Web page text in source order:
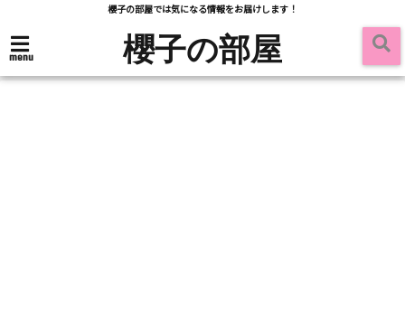
櫻子の部屋では気になる情報をお届けします！
menu 櫻子の部屋